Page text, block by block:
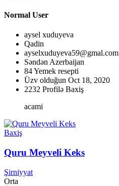
Normal User
aysel xuduyeva
Qadin
ayselxuduyeva59@gmal.com
Səndən Azerbaijan
84 Yemek resepti
Üzv olduğun Oct 18, 2020
2232 Profilə Baxiş
acami
Baxiş
Quru Meyveli Keks
Şirniyyat
Orta